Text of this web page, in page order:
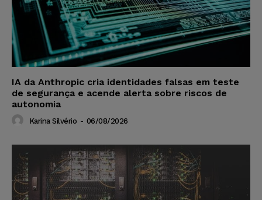
IA da Anthropic cria identidades falsas em teste
de segurança e acende alerta sobre riscos de
autonomia
Karina Silvério - 06/08/2026